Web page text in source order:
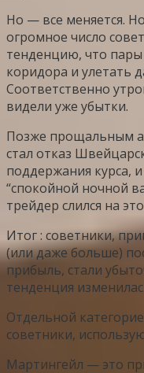
Но — все меняется.
огромное число
тенденцию, что пары
коридора и улетать
Соответственно
видели уже убытки.
Позже прощальным
стал отказ
поддержания курса,
“спокойной ночной
трейдер слился на
Итог : советники,
(или даже больше)
прибыль, стали
тенденция
Отдельной
советники,
Мартингейл — это